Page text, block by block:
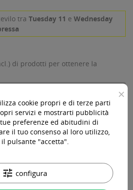
tra Tuesday 11 e Wednesday
di prodotti per ottenere la
consegna o in comode rate
×
cookie propri e di terze parti
servizi e mostrarti pubblicità
preferenze ed abitudini di
il tuo consenso al loro utilizzo,
pulsante "accetta".
tune configura